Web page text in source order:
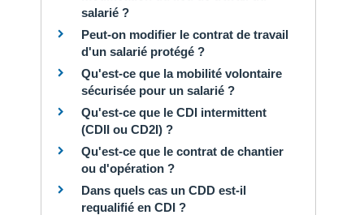
salarié ?
Peut-on modifier le contrat de travail
d'un salarié protégé ?
Qu'est-ce que la mobilité volontaire
sécurisée pour un salarié ?
Qu'est-ce que le CDI intermittent
(CDII ou CD2I) ?
Qu'est-ce que le contrat de chantier
ou d'opération ?
Dans quels cas un CDD est-il
requalifié en CDI ?